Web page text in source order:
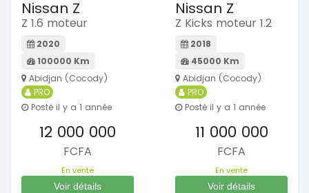
Nissan Z
Z 1.6 moteur
2020
100000 Km
Abidjan (Cocody)
PRO
Posté il y a 1 année
12 000 000
FCFA
En vente
Voir détails
Nissan Z
Z Kicks moteur 1.2
2018
45000 Km
Abidjan (Cocody)
PRO
Posté il y a 1 année
11 000 000
FCFA
En vente
Voir détails